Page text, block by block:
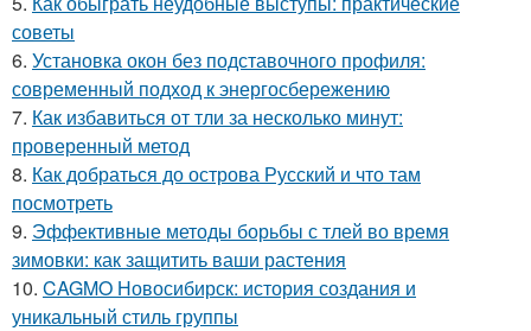
советы
6. Установка окон без подставочного профиля:
современный подход к энергосбережению
7. Как избавиться от тли за несколько минут:
проверенный метод
8. Как добраться до острова Русский и что там
посмотреть
9. Эффективные методы борьбы с тлей во время
зимовки: как защитить ваши растения
10. CAGMO Новосибирск: история создания и
уникальный стиль группы